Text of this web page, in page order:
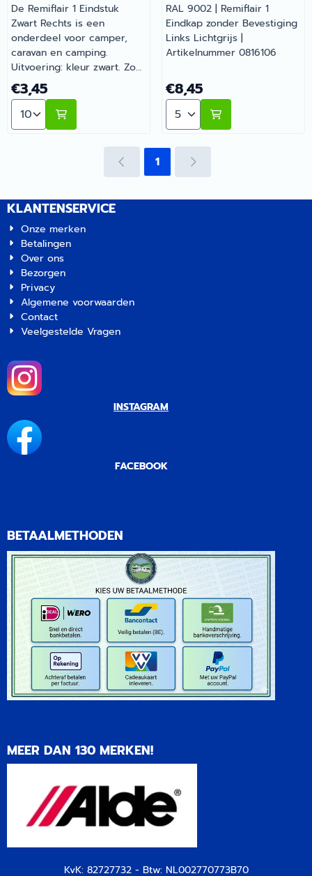
De Remiflair 1 Eindstuk
Zwart Rechts is een
onderdeel voor camper,
caravan en camping.
Uitvoering: kleur zwart. Zo
blijft je camper of caravan
goed onderhouden en
compleet. Bij Barsema
Recreatie, specialist in
caravanonderdelen, vind je
Prijs: 3,45
€3,45
Aantal kiezen voor Remiflair 1 Eindstuk Zwart Rechts
RAL 9002 | Remiflair 1
Eindkap zonder Bevestiging
Links Lichtgrijs |
Artikelnummer 0816106
Prijs: 8,45
€8,45
Aantal kiezen voor
1
KLANTENSERVICE
Onze merken
Betalingen
Over ons
Bezorgen
Privacy
Algemene voorwaarden
Contact
Veelgestelde Vragen
INSTAGRAM
FACEBOOK
BETAALMETHODEN
MEER DAN 130 MERKEN!
KvK: 82727732 - Btw: NL002770773B70